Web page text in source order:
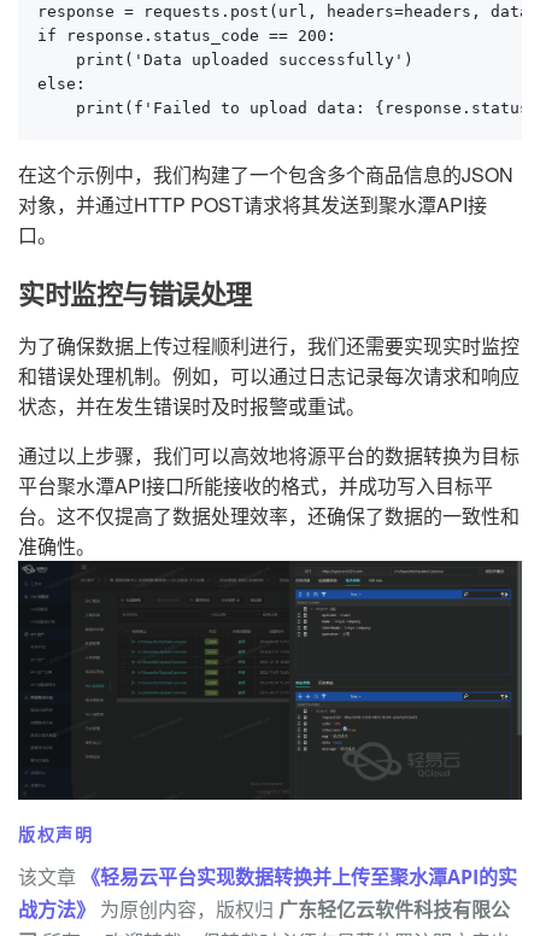
response = requests.post(url, headers=headers,
if response.status_code == 200:
    print('Data uploaded successfully')
else:
print(f'Failed to upload data:
在这个示例中，我们构建了一个包含多个商品信息的JSON
对象，并通过HTTP POST请求将其发送到聚水潭API接
口。
实时监控与错误处理
为了确保数据上传过程顺利进行，我们还需要实现实时监控
和错误处理机制。例如，可以通过日志记录每次请求和响应
状态，并在发生错误时及时报警或重试。
通过以上步骤，我们可以高效地将源平台的数据转换为目标
平台聚水潭API接口所能接收的格式，并成功写入目标平
台。这不仅提高了数据处理效率，还确保了数据的一致性和
准确性。
版权声明
该文章 《轻易云平台实现数据转换并上传至聚水潭API的实
战方法》 为原创内容，版权归 广东轻亿云软件科技有限公